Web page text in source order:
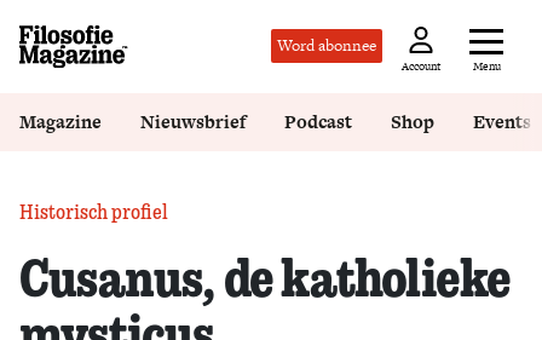
Word abonnee
Account Menu
Magazine Nieuwsbrief Podcast Shop Events
Historisch profiel
Cusanus, de katholieke